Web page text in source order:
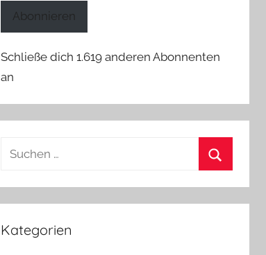
Abonnieren
Schließe dich 1.619 anderen Abonnenten
an
Suchen
Kategorien